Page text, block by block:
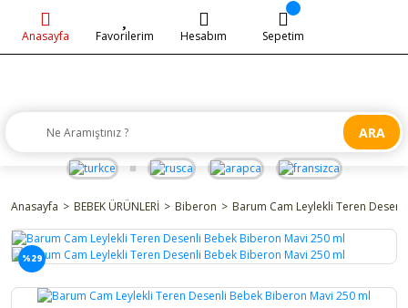
ARA
Anasayfa Favorilerim Hesabım Sepetim
Anasayfa BEBEK ÜRÜNLERİ Biberon Barum Cam Leylekli Teren
%29